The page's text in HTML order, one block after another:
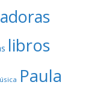
libros
Paula